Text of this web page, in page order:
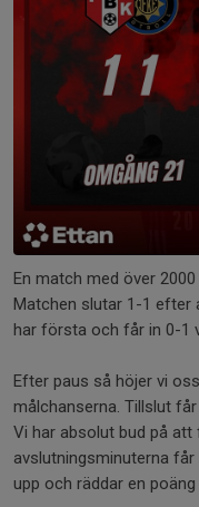
En match med över
Matchen slutar 1-1 efter
har första och får in 0-1
Efter paus så höjer vi
målchanserna. Tillslut
Vi har absolut bud på
avslutningsminuterna
upp och räddar en